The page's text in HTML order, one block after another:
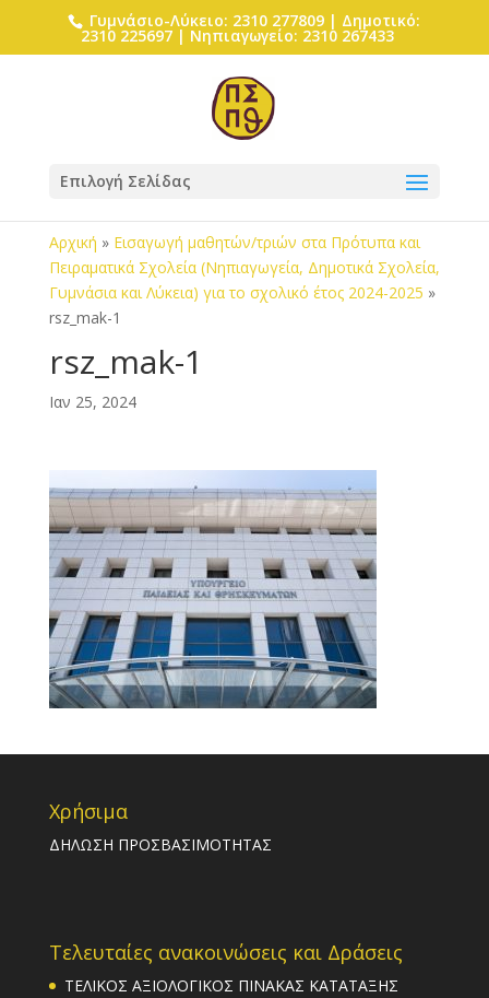
Γυμνάσιο-Λύκειο: 2310 277809 | Δημοτικό:
2310 225697 | Νηπιαγωγείο: 2310 267433
Επιλογή Σελίδας
Αρχική » Εισαγωγή μαθητών/τριών στα Πρότυπα και
Πειραματικά Σχολεία (Νηπιαγωγεία, Δημοτικά Σχολεία,
Γυμνάσια και Λύκεια) για το σχολικό έτος 2024-2025 »
rsz_mak-1
rsz_mak-1
Ιαν 25, 2024
Χρήσιμα
ΔΗΛΩΣΗ ΠΡΟΣΒΑΣΙΜΟΤΗΤΑΣ
Τελευταίες ανακοινώσεις και Δράσεις
ΤΕΛΙΚΟΣ ΑΞΙΟΛΟΓΙΚΟΣ ΠΙΝΑΚΑΣ ΚΑΤΑΤΑΞΗΣ